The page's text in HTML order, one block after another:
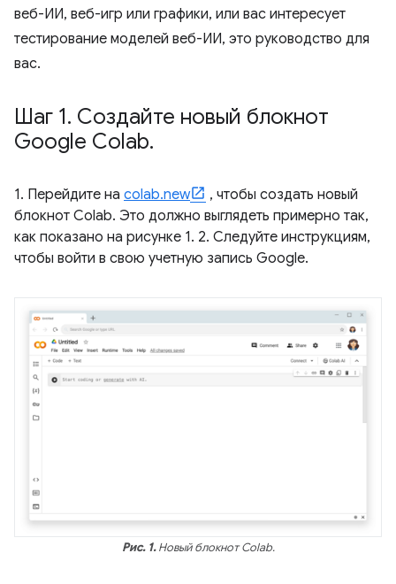
веб-ИИ, веб-игр или графики, или вас интересует
тестирование моделей веб-ИИ, это руководство для
вас.
Шаг 1. Создайте новый блокнот
Google Colab.
1. Перейдите на colab.new
, чтобы создать новый
блокнот Colab. Это должно выглядеть примерно так,
как показано на рисунке 1. 2. Следуйте инструкциям,
чтобы войти в свою учетную запись Google.
Рис. 1.Новый блокнот Colab.